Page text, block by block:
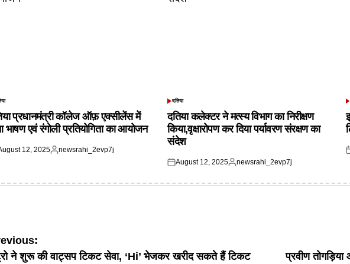
प्रधानमंत्री कॉलेज ऑफ़ एक्सीलेंस में
एवं रंगोली प्रतियोगिता का आयोजन
12, 2025
Posted
newsrahi_2evp7j
POSTED
दतिया
दतिया कलेक्टर ने मत्स्य विभाग का निरीक्षण
किया,वृक्षारोपण कर दिया पर्यावरण संरक्षण का
संदेश
Posted
August 12, 2025
Posted
newsrahi_2evp7j
ने शुरू की वाट्सप टिकट सेवा, ‘Hi’ भेजकर खरीद सकते हैं टिकट
प्रवीण